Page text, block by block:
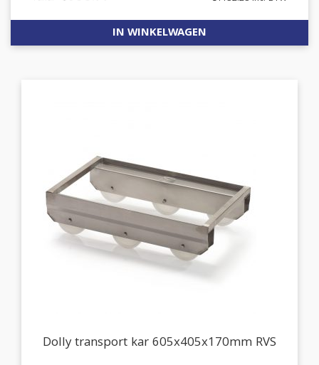
IN WINKELWAGEN
Dolly transport kar 605x405x170mm RVS